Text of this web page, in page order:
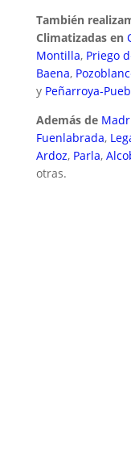
También
Climatizadas en
Montilla, Priego
Baena,
y Peñarroya-
Además de
Fuenlabrada,
Ardoz, Parla,
otras.